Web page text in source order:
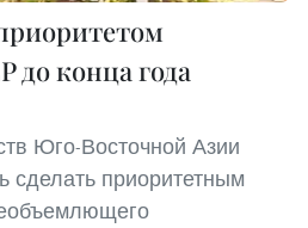
до конца года
Юго-Восточной Азии
сделать приоритетным